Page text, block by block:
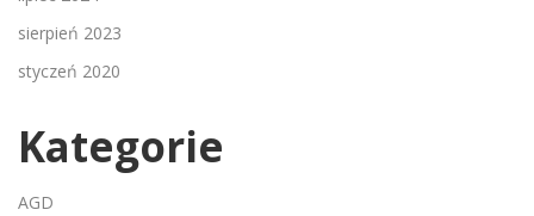
sierpień 2023
styczeń 2020
Kategorie
AGD